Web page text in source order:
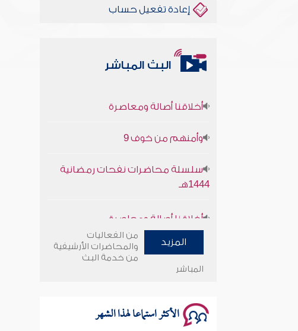
إعادة تفعيل حساب
البث المباشر
1444هـ
وأمنهم من خوف 9
سلسلة محاضرات نفحات رمضانية
المزيد
من الفعاليات
والمحاضرات الأرشيفية
من خدمة البث
المباشر
الأكثر استماعا لهذا الشهر